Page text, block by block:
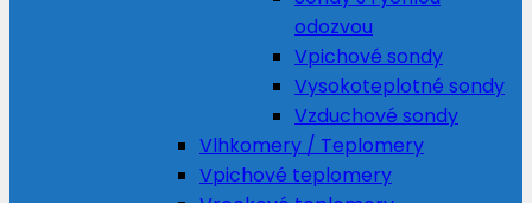
odozvou
Vpichové sondy
Vysokoteplotné sondy
Vzduchové sondy
Vlhkomery / Teplomery
Vpichové teplomery